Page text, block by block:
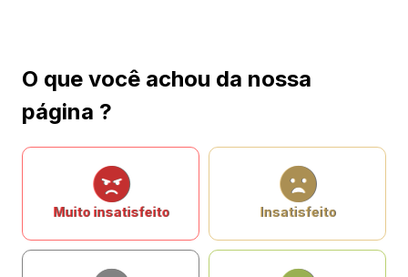
O que você achou da nossa
página ?
Muito insatisfeito Insatisfeito